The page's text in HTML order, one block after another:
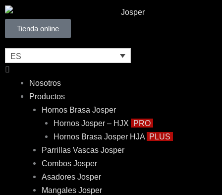
al
contenidoTienda online
ES
Flyout
Menu
Nosotros
Productos
Hornos Brasa Josper
Hornos Josper – HJX
PRO
Hornos Brasa Josper HJA PLUS
Parrillas Vascas Josper
Combos Josper
Asadores Josper
Mangales Josper